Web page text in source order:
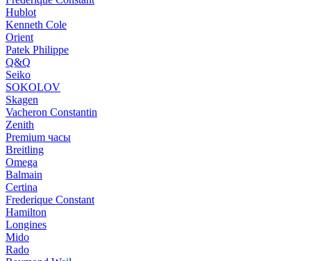
Hublot
Kenneth Cole
Orient
Patek Philippe
Q&Q
Seiko
SOKOLOV
Skagen
Vacheron Constantin
Zenith
Premium часы
Breitling
Omega
Balmain
Certina
Frederique Constant
Hamilton
Longines
Mido
Rado